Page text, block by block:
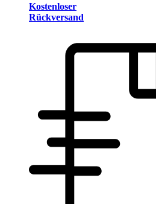
Kostenloser
Rückversand